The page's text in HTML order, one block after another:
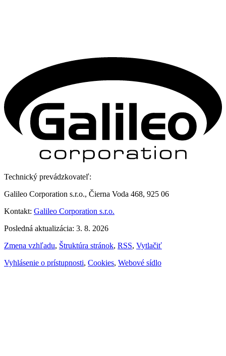
Technický prevádzkovateľ:
Galileo Corporation s.r.o., Čierna Voda 468, 925 06
Kontakt: Galileo Corporation s.r.o.
Posledná aktualizácia: 3. 8. 2026
Zmena vzhľadu, Štruktúra stránok, RSS, Vytlačiť
Vyhlásenie o prístupnosti, Cookies, Webové sídlo